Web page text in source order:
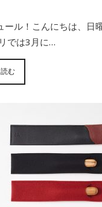
ール！こんにちは、日
では3月に…
む